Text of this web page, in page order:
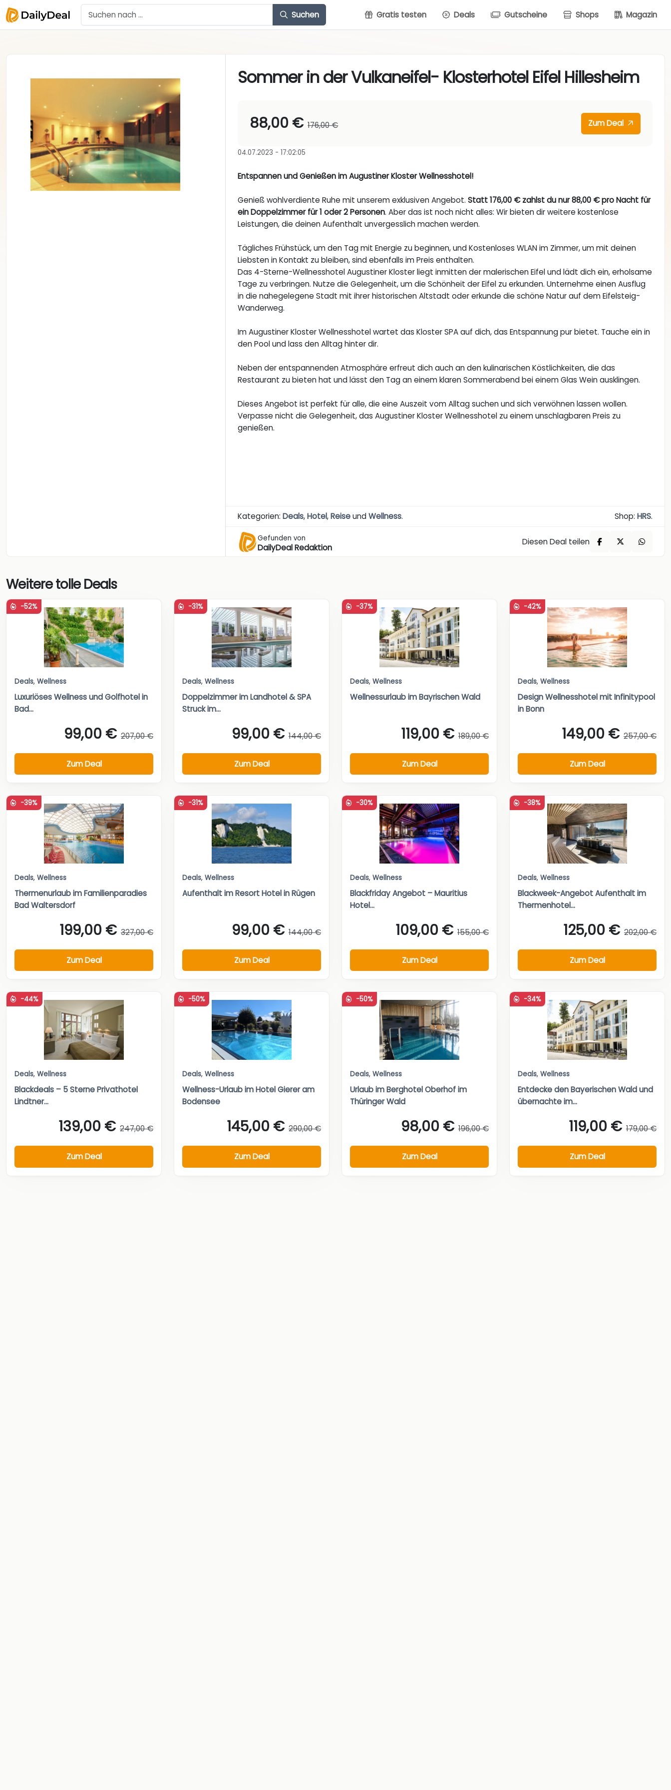
Suchen Gratis testen Deals Gutscheine Shops Magazin
Sommer in der Vulkaneifel- Klosterhotel Eifel Hillesheim
88,00 € 176,00 € Zum Deal
04.07.2023 - 17:02:05
Entspannen und Genießen im Augustiner Kloster Wellnesshotel!
Genieß wohlverdiente Ruhe mit unserem exklusiven Angebot.Statt 176,00 € zahlst du nur 88,00 € pro Nacht für
ein Doppelzimmer für 1 oder 2 Personen. Aber das ist noch nicht alles: Wir bieten dir weitere kostenlose
Leistungen, die deinen Aufenthalt unvergesslich machen werden.
Tägliches Frühstück, um den Tag mit Energie zu beginnen, und Kostenloses WLAN im Zimmer, um mit deinen
Liebsten in Kontakt zu bleiben, sind ebenfalls im Preis enthalten.
Das 4-Sterne-Wellnesshotel Augustiner Kloster liegt inmitten der malerischen Eifel und lädt dich ein, erholsame
Tage zu verbringen. Nutze die Gelegenheit, um die Schönheit der Eifel zu erkunden. Unternehme einen Ausflug
in die nahegelegene Stadt mit ihrer historischen Altstadt oder erkunde die schöne Natur auf dem Eifelsteig-
Wanderweg.
Im Augustiner Kloster Wellnesshotel wartet das Kloster SPA auf dich, das Entspannung pur bietet. Tauche ein in
den Pool und lass den Alltag hinter dir.
Neben der entspannenden Atmosphäre erfreut dich auch an den kulinarischen Köstlichkeiten, die das
Restaurant zu bieten hat und lässt den Tag an einem klaren Sommerabend bei einem Glas Wein ausklingen.
Dieses Angebot ist perfekt für alle, die eine Auszeit vom Alltag suchen und sich verwöhnen lassen wollen.
Verpasse nicht die Gelegenheit, das Augustiner Kloster Wellnesshotel zu einem unschlagbaren Preis zu
genießen.
Kategorien:Deals,Hotel,ReiseundWellness. Shop: HRS.
Gefunden von
DailyDeal Redaktion
Diesen Deal teilen
Weitere tolle Deals
-52%
Deals, Wellness
Luxuriöses Wellness und Golfhotel in
Bad...
99,00 € 207,00 €
Zum Deal
-31%
Deals, Wellness
Doppelzimmer im Landhotel & SPA
Struck im...
99,00 € 144,00 €
Zum Deal
-37%
Deals, Wellness
Wellnessurlaub im Bayrischen Wald
119,00 € 189,00 €
Zum Deal
-42%
Deals, Wellness
Design Wellnesshotel mit Infinitypool
in Bonn
149,00 € 257,00 €
Zum Deal
-39%
Deals, Wellness
Thermenurlaub im Familienparadies
Bad Waltersdorf
199,00 € 327,00 €
Zum Deal
-31%
Deals, Wellness
Aufenthalt im Resort Hotel in Rügen
99,00 € 144,00 €
Zum Deal
-30%
Deals, Wellness
Blackfriday Angebot – Mauritius
Hotel...
109,00 € 155,00 €
Zum Deal
-38%
Deals, Wellness
Blackweek-Angebot Aufenthalt im
Thermenhotel...
125,00 € 202,00 €
Zum Deal
-44%
Deals, Wellness
Blackdeals – 5 Sterne Privathotel
Lindtner...
139,00 € 247,00 €
Zum Deal
-50%
Deals, Wellness
Wellness-Urlaub im Hotel Gierer am
Bodensee
145,00 € 290,00 €
Zum Deal
-50%
Deals, Wellness
Urlaub im Berghotel Oberhof im
Thüringer Wald
98,00 € 196,00 €
Zum Deal
-34%
Deals, Wellness
Entdecke den Bayerischen Wald und
übernachte im...
119,00 € 179,00 €
Zum Deal